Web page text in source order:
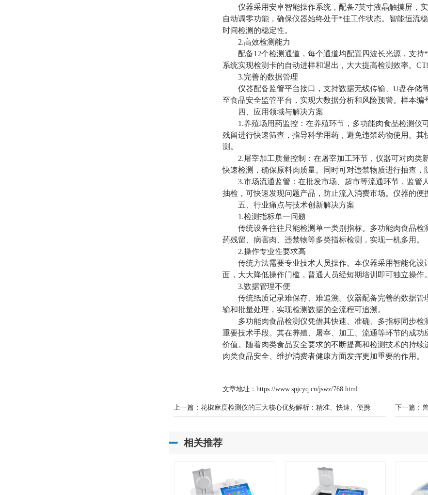
仪器采用安卓智能操作系统，配备7英寸液晶触摸屏，
自动调零功能，确保仪器始终处于*佳工作状态。智能恒流
时间检测的稳定性。
2.高效检测能力
配备12个检测通道，每个通道均配置四波长光源，支
系统实现检测卡的自动进样和退出，大大提高检测效率。
3.完善的数据管理
仪器配备监管平台接口，支持数据无线传输、U盘存储
至食品安全监管平台，实现大数据分析和风险预警。样本编
四、应用领域与解决方案
1.养殖场用药监控：在养殖环节，多功能肉食品检测仪
残留进行快速筛查，指导科学用药，避免违禁药物使用。
测。
2.屠宰加工质量控制：在屠宰加工环节，仪器可对肉类
快速检测，确保原料肉质量。同时可对违禁物质进行抽查，
3.市场流通监管：在批发市场、超市等流通环节，监管
抽检，可快速发现问题产品，防止流入消费市场。仪器的便
五、行业痛点与技术创新解决方案
1.检测指标单一问题
传统设备往往只能检测单一类别指标。多功能肉食品
药残留、病害肉、违禁物等多类指标检测，实现一机多用。
2.操作专业性要求高
传统方法需要专业技术人员操作。本仪器采用智能化
面，大大降低操作门槛，普通人员经短期培训即可独立操作。
3.数据管理不便
传统纸质记录难保存、难追溯。仪器配备完善的数据
输和批量处理，实现检测数据的全流程可追溯。
多功能肉食品检测仪凭借其快速、准确、多指标同步
重要技术手段。其在养殖、屠宰、加工、流通等环节的成功
价值。随着肉类食品安全要求的不断提高和检测技术的持
肉类食品安全、维护消费者健康方面发挥更加重要的作用。
文章地址： https://www.spjcyq.cn/jswz/768.html
上一篇：花椒麻度检测仪的三大核心优势解析：精准、快速、便携 下一篇：
相关推荐